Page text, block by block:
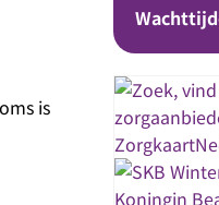
is
Koningin